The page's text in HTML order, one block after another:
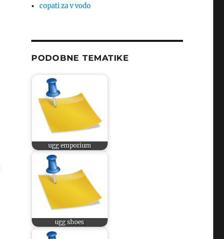
copati za v vodo
PODOBNE TEMATIKE
ugg emporium
ugg shoes